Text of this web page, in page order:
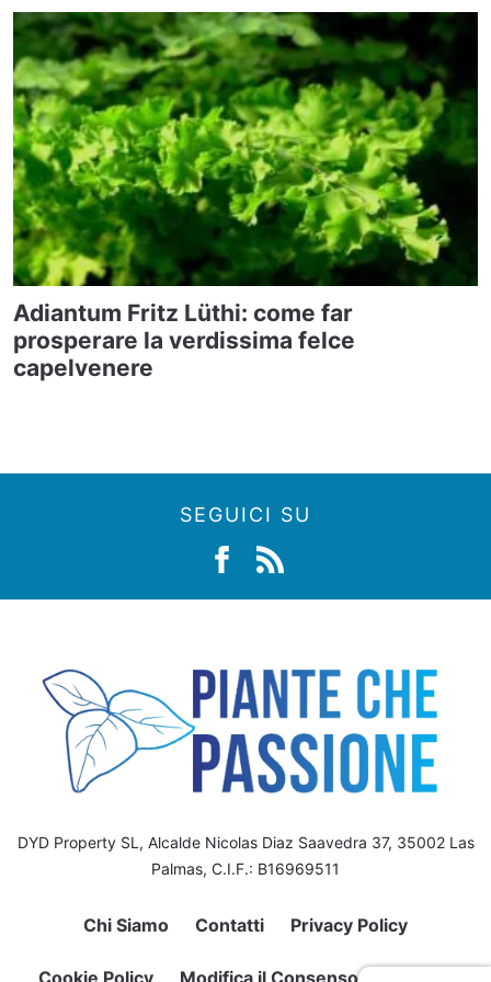
Adiantum Fritz Lüthi: come far
prosperare la verdissima felce
capelvenere
SEGUICI SU
DYD Property SL, Alcalde Nicolas Diaz Saavedra 37, 35002 Las
Palmas, C.I.F.: B16969511
Chi Siamo Contatti Privacy Policy